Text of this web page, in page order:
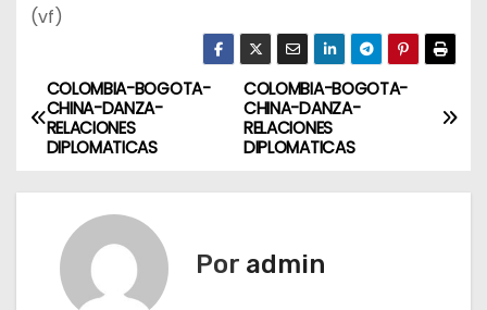
(vf)
N
a
v
COLOMBIA-BOGOTA-
CHINA-DANZA-
RELACIONES
DIPLOMATICAS
COLOMBIA-BOGOTA-
CHINA-DANZA-
RELACIONES
DIPLOMATICAS
Por admin